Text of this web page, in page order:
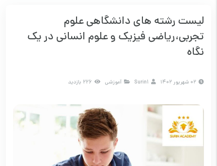
لیست رشته های دانشگاهی علوم
تجربی،ریاضی فیزیک و علوم انسانی در یک
نگاه
۰۲ شهریور ۱۴۰۲ Surin1 آموزشی 226 بازدید